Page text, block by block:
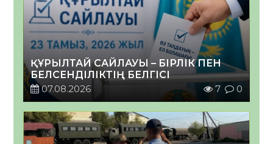
ҚҰРЫЛТАЙ САЙЛАУЫ – БІРЛІК ПЕН
БЕЛСЕНДІЛІКТІҢ БЕЛГІСІ
07.08.2026
7 0